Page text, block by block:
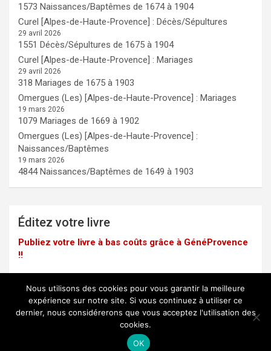
1573 Naissances/Baptêmes de 1674 à 1904
Curel [Alpes-de-Haute-Provence] : Décès/Sépultures
29 avril 2026
1551 Décès/Sépultures de 1675 à 1904
Curel [Alpes-de-Haute-Provence] : Mariages
29 avril 2026
318 Mariages de 1675 à 1903
Omergues (Les) [Alpes-de-Haute-Provence] : Mariages
19 mars 2026
1079 Mariages de 1669 à 1902
Omergues (Les) [Alpes-de-Haute-Provence] :
Naissances/Baptêmes
19 mars 2026
4844 Naissances/Baptêmes de 1649 à 1903
Éditez votre livre
Publiez votre livre à bas coûts grâce à GénéProvence
!!
Mentions légales
Copyright © 2025 - GénéProvence
Nous utilisons des cookies pour vous garantir la meilleure
expérience sur notre site. Si vous continuez à utiliser ce
dernier, nous considérerons que vous acceptez l'utilisation des
cookies.
OK